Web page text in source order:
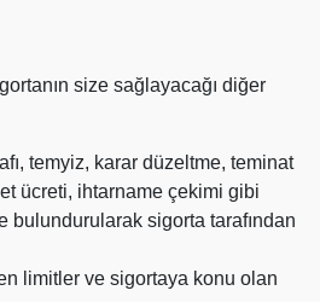
size sağlayacağı diğer
temyiz, karar düzeltme, teminat
ücreti, ihtarname çekimi gibi
sigorta tarafından
limitler ve sigortaya konu olan